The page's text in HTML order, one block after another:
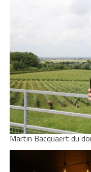
Martin Bacquaert du